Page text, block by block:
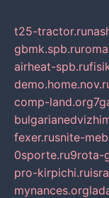
t25-tractor.ru
gbmk.spb.ru
airheat-spb.ru
comp-land.org
fexer.rusnite-
0sporte.ru9rota-
pro-kirpichi.ru
mynances.org